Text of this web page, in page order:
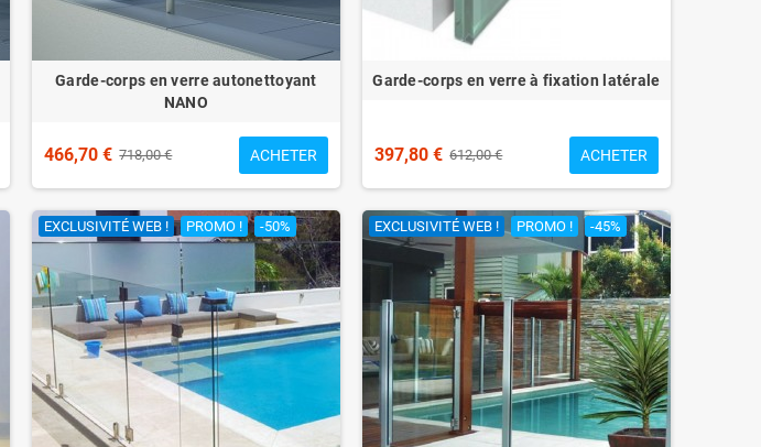
Garde-corps en verre autonettoyant
NANO
466,70 € 718,00 € ACHETER
Garde-corps en verre à fixation latérale
397,80 € 612,00 € ACHETER
EXCLUSIVITÉ WEB ! PROMO ! -50% EXCLUSIVITÉ WEB ! PROMO ! -45%